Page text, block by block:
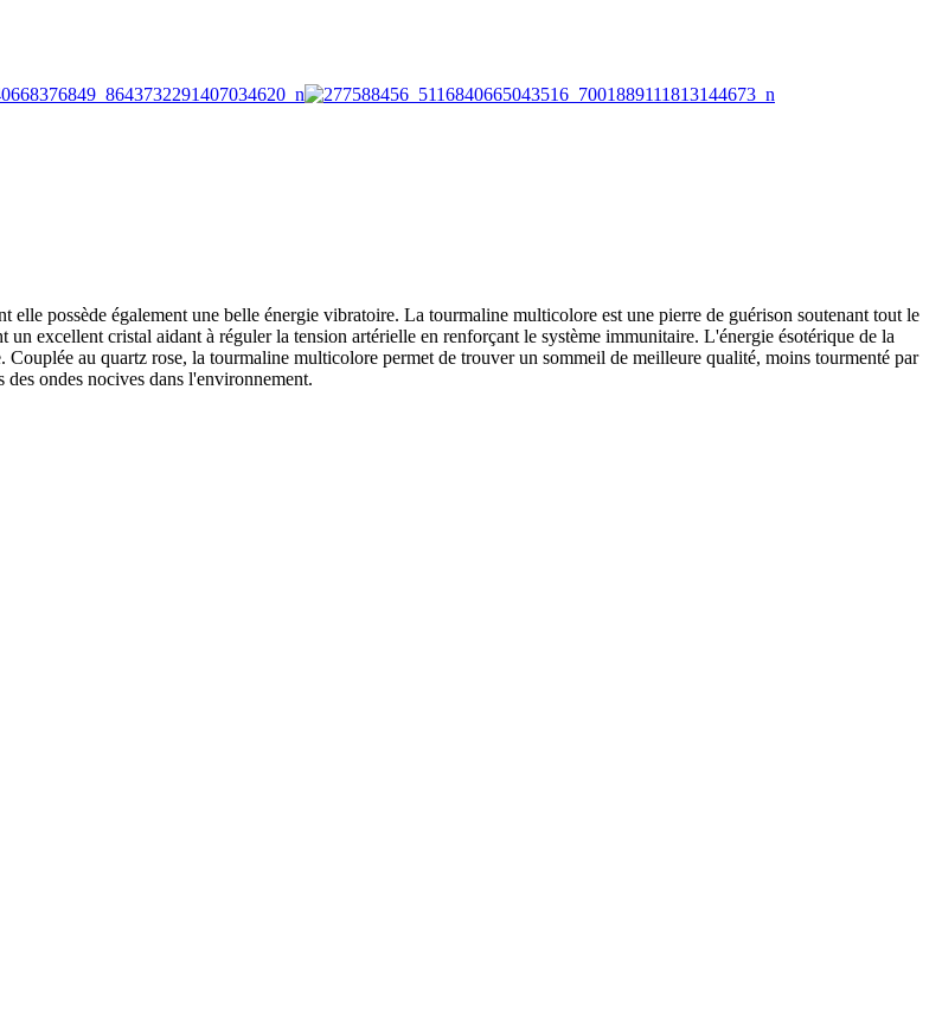
possède également une belle énergie vibratoire. La tourmaline multicolore est une pierre de guérison soutenant tout le
excellent cristal aidant à réguler la tension artérielle en renforçant le système immunitaire. L'énergie ésotérique de la
au quartz rose, la tourmaline multicolore permet de trouver un sommeil de meilleure qualité, moins tourmenté par
ondes nocives dans l'environnement.